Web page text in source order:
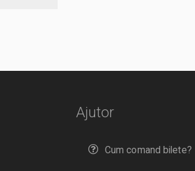
Ajutor
Cum comand bilete?